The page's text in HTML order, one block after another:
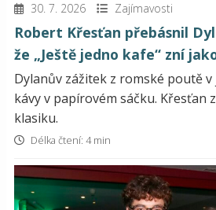
30. 7. 2026 Zajímavosti
Robert Křesťan přebásnil
že „Ještě jedno kafe“ zní
Dylanův zážitek z romské poutě v
kávy v papírovém sáčku. Křesťan
klasiku.
Délka čtení: 4 min